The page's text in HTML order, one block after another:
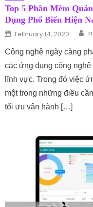
Top 5 Phần Mềm
Dụng Phổ Biến Hiện
Posted on
February 14, 2020
Công nghệ ngày càng
các ứng dụng công
lĩnh vực. Trong đó việc
một trong những điều
tối ưu vận hành […]